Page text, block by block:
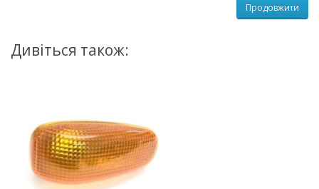
Продовжити
Дивіться також: